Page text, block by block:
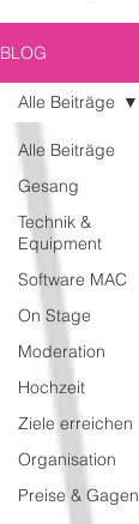
BLOG
Alle Beiträge
Gesang
Technik &
Equipment
Software MAC
On Stage
Moderation
Hochzeit
Ziele erreichen
Organisation
Preise & Gagen
Alle Beiträge